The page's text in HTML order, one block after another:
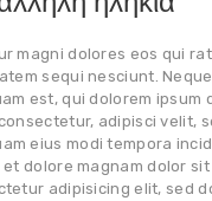
magni dolores eos qui
sequi nesciunt.
est, qui dolorem ipsum
adipisci velit,
eius modi tempora
dolore magnam dolor sit
adipisicing elit, sed